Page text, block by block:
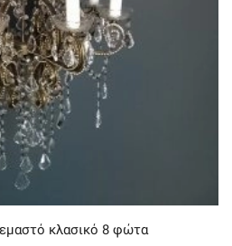
κλασικό 8 φώτα